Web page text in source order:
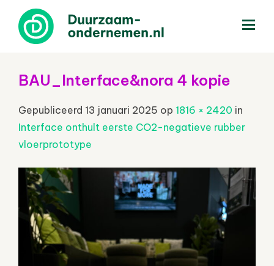
BAU_Interface&nora 4 kopie
Gepubliceerd 13 januari 2025 op 1816 × 2420 in
Interface onthult eerste CO2-negatieve rubber
vloerprototype